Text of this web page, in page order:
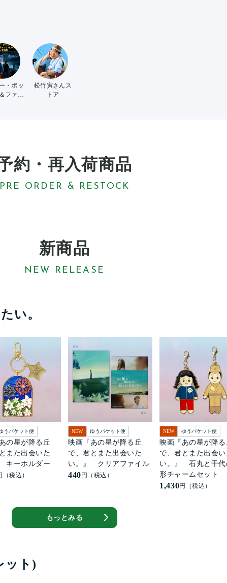
・ポッ
ファン
松竹寅さんス
トア
約・再入荷商品
PRE ORDER & RESTOCK
新商品
NEW RELEASE
い。
うパケット便
の星が降る丘
また出会いた
キーホルダー
（税込）
NEW ゆうパケット便
映画『あの星が降る丘
で、君とまた出会いた
い。』 クリアファイル
440円（税込）
NEW ゆうパケット便
映画『あの星が降る
で、君とまた出会い
い。』 石丸と千代
形チャームセット
1,430円（税込）
もっとみる
ット)